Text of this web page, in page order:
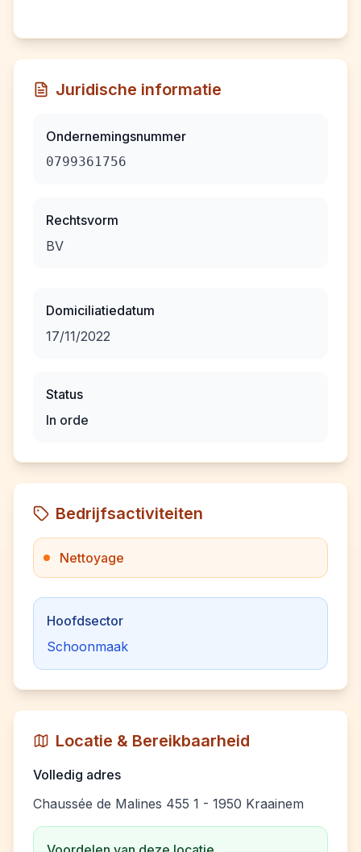
Juridische informatie
Ondernemingsnummer
0799361756
Rechtsvorm
BV
Domiciliatiedatum
17/11/2022
Status
In orde
Bedrijfsactiviteiten
Nettoyage
Hoofdsector
Schoonmaak
Locatie & Bereikbaarheid
Volledig adres
Chaussée de Malines 455 1 - 1950 Kraainem